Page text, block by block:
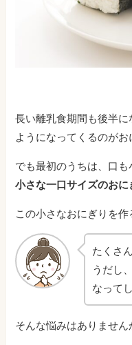
長い離乳食期間も後半
ようになってくるのがお
でも最初のうちは、口
小さな一口サイズのおに
この小さなおにぎりを作
たくさ
うだし
なって
そんな悩みはありません